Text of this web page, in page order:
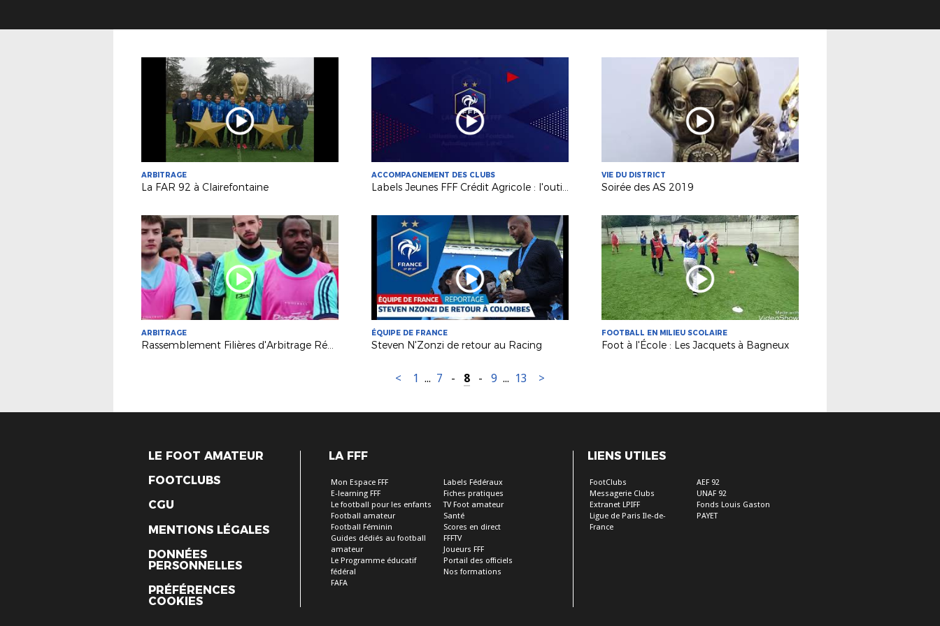
ARBITRAGE
La FAR 92 à Clairefontaine
ACCOMPAGNEMENT DES CLUBS
Labels Jeunes FFF Crédit Agricole : l'outil d'autodiagnostic FootClubs
VIE DU DISTRICT
Soirée des AS 2019
ARBITRAGE
Rassemblement Filières d'Arbitrage Régional 92-95
ÉQUIPE DE FRANCE
Steven N'Zonzi de retour au Racing
FOOTBALL EN MILIEU SCOLAIRE
Foot à l'École : Les Jacquets à Bagneux
< 1 ... 7 - 8 - 9 ... 13 >
LE FOOT AMATEUR
FOOTCLUBS
CGU
MENTIONS LÉGALES
DONNÉES
PERSONNELLES
PRÉFÉRENCES
COOKIES
LA FFF
Mon Espace FFF
E-learning FFF
Le football pour les enfants
Football amateur
Football Féminin
Guides dédiés au football
amateur
Le Programme éducatif
fédéral
FAFA
Labels Fédéraux
Fiches pratiques
TV Foot amateur
Santé
Scores en direct
FFFTV
Joueurs FFF
Portail des officiels
Nos formations
LIENS UTILES
FootClubs
Messagerie Clubs
Extranet LPIFF
Ligue de Paris Ile-de-
France
AEF 92
UNAF 92
Fonds Louis Gaston
PAYET